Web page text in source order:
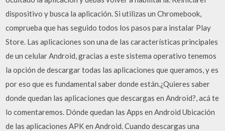
dispositivo y busca la aplicación. Si utilizas un Chromebook,
comprueba que has seguido todos los pasos para instalar Play
Store. Las aplicaciones son una de las características principales
de un celular Android, gracias a este sistema operativo tenemos
la opción de descargar todas las aplicaciones que queramos, y es
por eso que es fundamental saber donde están.¿Quieres saber
donde quedan las aplicaciones que descargas en Android?, acá te
lo comentaremos. Dónde quedan las Apps en Android Ubicación
de las aplicaciones APK en Android. Cuando descargas una